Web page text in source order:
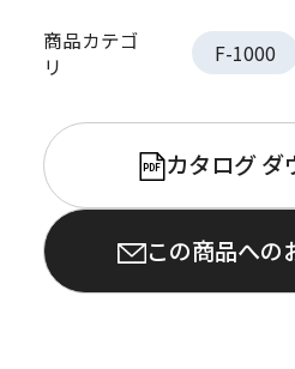
商品カテゴ
リ
F-1000
PDF カタログ ダ
この商品への